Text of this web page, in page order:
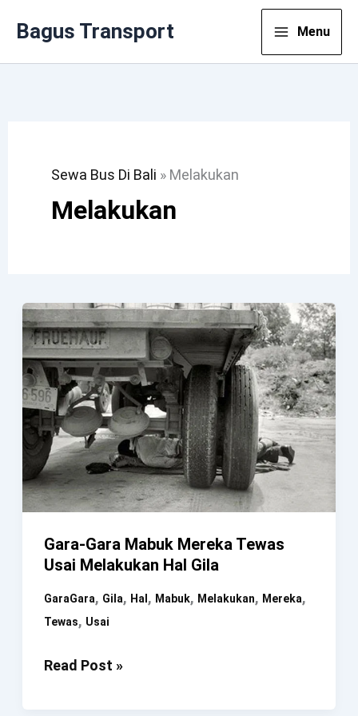
Bagus Transport Menu
Sewa Bus Di Bali » Melakukan
Melakukan
Gara-Gara Mabuk Mereka Tewas
Usai Melakukan Hal Gila
GaraGara, Gila, Hal , Mabuk, Melakukan, Mereka,
Tewas, Usai
Gara-
Read Post »